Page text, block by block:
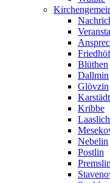
Blüthen
Dallmin
Glövzin
Karstädt
Kribbe
Laaslich
Nebelin
Postlin
Premslin